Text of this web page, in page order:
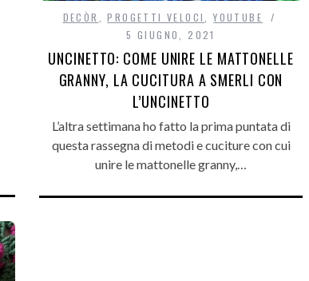
DECÒR ,PROGETTI VELOCI ,YOUTUBE
5 GIUGNO, 2021
UNCINETTO: COME UNIRE LE MATTONELLE
GRANNY, LA CUCITURA A SMERLI CON
L’UNCINETTO
L’altra settimana ho fatto la prima puntata di
questa rassegna di metodi e cuciture con cui
unire le mattonelle granny,…